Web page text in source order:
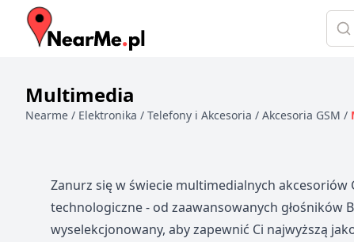
Multimedia
Nearme / Elektronika / Telefony i Akcesoria / Akcesoria GSM /
Zanurz się w świecie multimedialnych
technologiczne - od zaawansowanych
wyselekcjonowany, aby zapewnić Ci najwyższą